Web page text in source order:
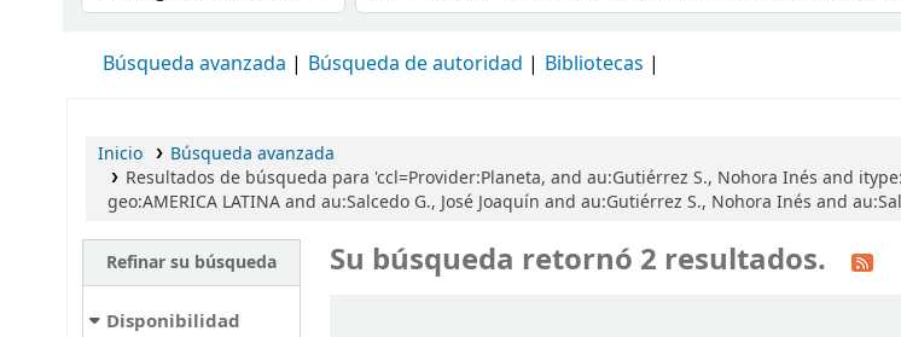
Búsqueda avanzada Búsqueda de autoridad Bibliotecas
Inicio
Búsqueda avanzada
Resultados de búsqueda para 'ccl=Provider:Planeta, and au:Gutiérrez S., Nohora Inés and
geo:AMERICA LATINA and au:Salcedo G., José Joaquín and au:Gutiérrez S., Nohora Inés and
Refinar su búsqueda
Disponibilidad
Su búsqueda retornó 2 resultados.